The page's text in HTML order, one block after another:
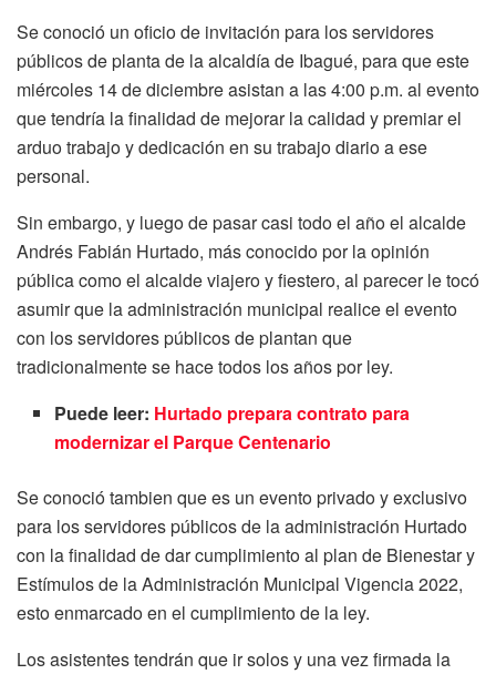
Se conoció un oficio de invitación para los servidores
públicos de planta de la alcaldía de Ibagué, para que este
miércoles 14 de diciembre asistan a las 4:00 p.m. al evento
que tendría la finalidad de mejorar la calidad y premiar el
arduo trabajo y dedicación en su trabajo diario a ese
personal.
Sin embargo, y luego de pasar casi todo el año el alcalde
Andrés Fabián Hurtado, más conocido por la opinión
pública como el alcalde viajero y fiestero, al parecer le tocó
asumir que la administración municipal realice el evento
con los servidores públicos de plantan que
tradicionalmente se hace todos los años por ley.
Puede leer: Hurtado prepara contrato para
modernizar el Parque Centenario
Se conoció tambien que es un evento privado y exclusivo
para los servidores públicos de la administración Hurtado
con la finalidad de dar cumplimiento al plan de Bienestar y
Estímulos de la Administración Municipal Vigencia 2022,
esto enmarcado en el cumplimiento de la ley.
Los asistentes tendrán que ir solos y una vez firmada la